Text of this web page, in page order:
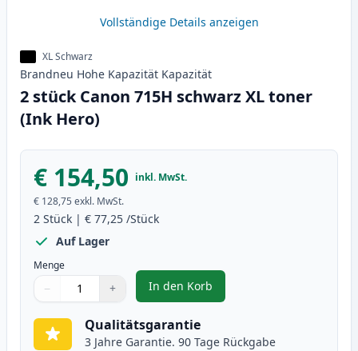
Vollständige Details anzeigen
XL Schwarz
Brandneu Hohe Kapazität Kapazität
2 stück Canon 715H schwarz XL toner
(Ink Hero)
€ 154,50 inkl. MwSt.
€ 128,75 exkl. MwSt.
2 Stück | € 77,25 /Stück
Auf Lager
Menge
Verwenden Sie die Tasten, um anzupassen
− +
1
In den Korb
, 2 stück Canon 715H schwarz
Qualitätsgarantie
3 Jahre Garantie. 90 Tage Rückgabe